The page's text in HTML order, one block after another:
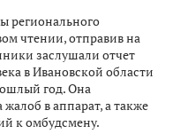
регионального
чтении, отправив на
заслушали отчет
в Ивановской области
год. Она
в аппарат, а также
к омбудсмену.